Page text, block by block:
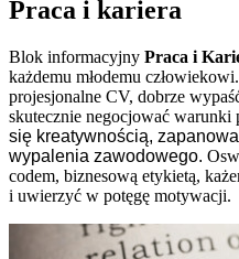
Praca i kariera
Blok informacyjny Praca i
każdemu młodemu
projesjonalne CV, dobrze
skutecznie negocjować warunki
się kreatywnością,
wypalenia zawodowego.
codem, biznesową etykietą,
i uwierzyć w potęgę motywacji.